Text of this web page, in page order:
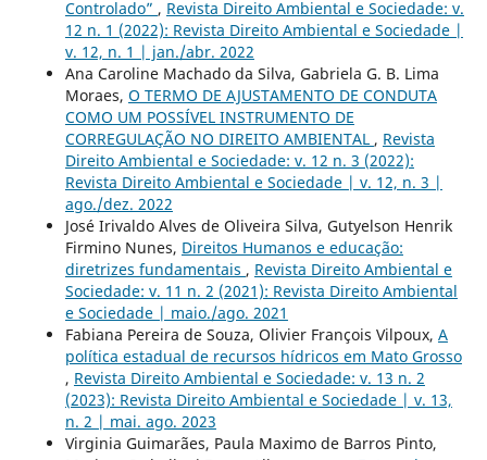
Controlado” , Revista Direito Ambiental e Sociedade: v.
12 n. 1 (2022): Revista Direito Ambiental e Sociedade |
v. 12, n. 1 | jan./abr. 2022
Ana Caroline Machado da Silva, Gabriela G. B. Lima
Moraes, O TERMO DE AJUSTAMENTO DE CONDUTA
COMO UM POSSÍVEL INSTRUMENTO DE
CORREGULAÇÃO NO DIREITO AMBIENTAL , Revista
Direito Ambiental e Sociedade: v. 12 n. 3 (2022):
Revista Direito Ambiental e Sociedade | v. 12, n. 3 |
ago./dez. 2022
José Irivaldo Alves de Oliveira Silva, Gutyelson Henrik
Firmino Nunes, Direitos Humanos e educação:
diretrizes fundamentais , Revista Direito Ambiental e
Sociedade: v. 11 n. 2 (2021): Revista Direito Ambiental
e Sociedade | maio./ago. 2021
Fabiana Pereira de Souza, Olivier François Vilpoux, A
política estadual de recursos hídricos em Mato Grosso
, Revista Direito Ambiental e Sociedade: v. 13 n. 2
(2023): Revista Direito Ambiental e Sociedade | v. 13,
n. 2 | mai. ago. 2023
Virginia Guimarães, Paula Maximo de Barros Pinto,